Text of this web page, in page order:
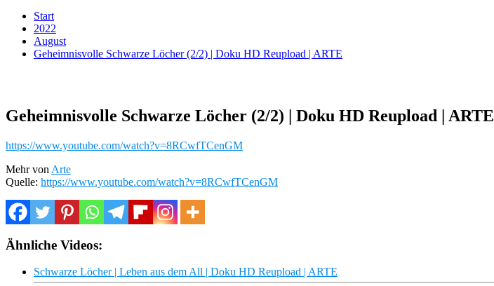
Start
2022
August
Geheimnisvolle Schwarze Löcher (2/2) | Doku HD Reupload | ARTE
Geheimnisvolle Schwarze Löcher (2/2) | Doku HD Reupload | ARTE
https://www.youtube.com/watch?v=8RCwfTCenGM
Mehr von Arte
Quelle: https://www.youtube.com/watch?v=8RCwfTCenGM
Ähnliche Videos:
Schwarze Löcher | Leben aus dem All | Doku HD Reupload | ARTE